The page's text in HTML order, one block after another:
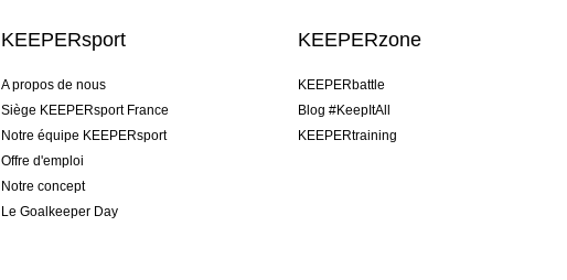
KEEPERsport
A propos de nous
Siège KEEPERsport France
Notre équipe KEEPERsport
Offre d'emploi
Notre concept
Le Goalkeeper Day
KEEPERzone
KEEPERbattle
Blog #KeepItAll
KEEPERtraining